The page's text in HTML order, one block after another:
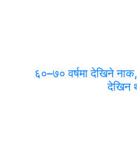
६०–७० वर्षमा देखिने
देखिन